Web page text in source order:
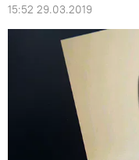
15:52 29.03.2019